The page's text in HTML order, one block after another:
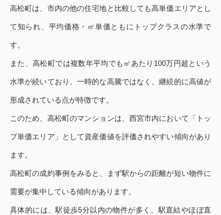
高松町は、市内の他の住宅地と比較しても高単価エリアとし
て知られ、平均価格・㎡単価ともにトップクラスの水準で
す。
また、高松町では複数年平均でも㎡あたり100万円超という
水準が続いており、一時的な高騰ではなく、継続的に高値が
形成されている点が特徴です。
このため、高松町のマンションは、西宮市内において「トッ
プ単価エリア」として資産価値を評価されやすい傾向があり
ます。
高松町の成約事例をみると、まず駅からの距離が短い物件に
需要が集中している傾向があります。
具体的には、駅徒歩5分以内の物件が多く、駅直結やほぼ直